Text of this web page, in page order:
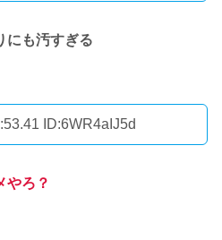
にも汚すぎる
ID:6WR4aIJ5d
やろ？